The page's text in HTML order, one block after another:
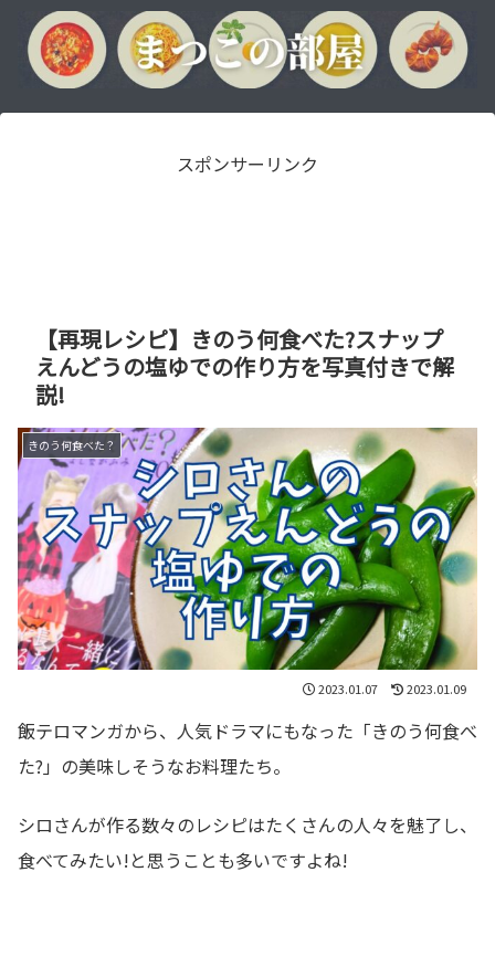
スポンサーリンク
【再現レシピ】きのう何食べた?スナップ
えんどうの塩ゆでの作り方を写真付きで解
説!
きのう何食べた？
2023.01.07 2023.01.09
飯テロマンガから、人気ドラマにもなった「きのう何食べ
た?」の美味しそうなお料理たち。
シロさんが作る数々のレシピはたくさんの人々を魅了し、
食べてみたい!と思うことも多いですよね!